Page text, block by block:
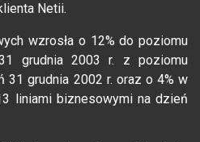
Netii.
wzrosła o 12% do poziomu
grudnia 2003 r. z poziomu
31 grudnia 2002 r. oraz o 4% w
liniami biznesowymi na dzień